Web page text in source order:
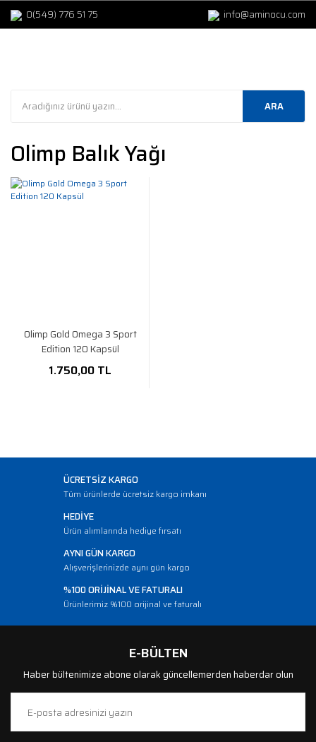
0(549) 776 51 75 info@aminocu.com
ARA
Olimp Balık Yağı
Olimp Gold Omega 3 Sport
Edition 120 Kapsül
1.750,00 TL
ÜCRETSİZ KARGO
Tüm ürünlerde ücretsiz kargo imkanı
HEDİYE
Ürün alımlarında hediye fırsatı
AYNI GÜN KARGO
Alışverişlerinizde aynı gün kargo
%100 ORİJİNAL VE FATURALI
Ürünlerimiz %100 orijinal ve faturalı
E-BÜLTEN
Haber bültenimize abone olarak güncellemerden haberdar olun